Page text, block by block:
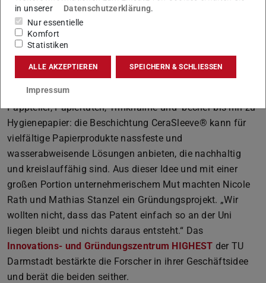
schlechten Recyclingfähigkeit heutiger nassfester und
Pappteller, Papiertüten, Trinkhalme und -becher bis hin zu
Hygienepapier: die Beschichtung CeraSleeve® kann für
vielfältige Papierprodukte nassfeste und
wasserabweisende Lösungen anbieten, die nachhaltig
und kreislauffähig sind. Aus dieser Idee und mit einer
großen Portion unternehmerischem Mut machten Nicole
Rath und Mathias Stanzel ein Gründungsprojekt. „Wir
wollten nicht, dass das Patent einfach so an der Uni
liegen bleibt und nichts daraus entsteht.“ Das
Innovations- und Gründungszentrum HIGHEST der TU
Darmstadt bestärkte die Forscher in ihrer Geschäftsidee
und berät die beiden seither.
in unserer
Datenschutzerklärung.
Nur essentielle
Komfort
Statistiken
ALLE AKZEPTIEREN SPEICHERN & SCHLIESSEN
Impressum